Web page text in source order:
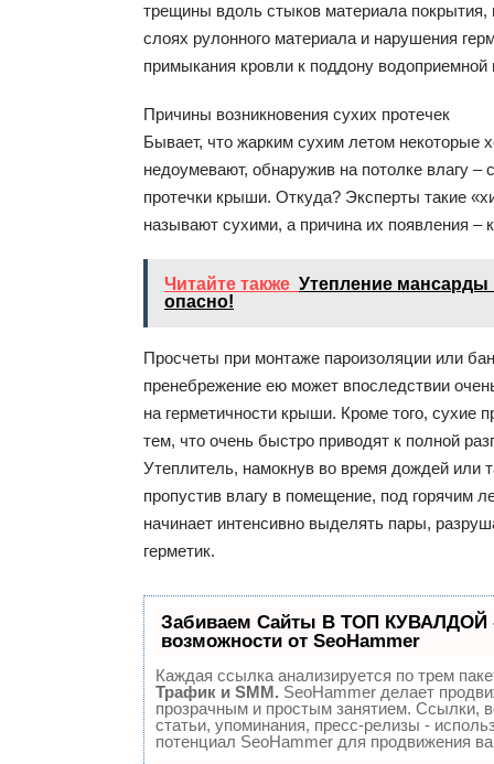
трещины вдоль стыков материала покрытия,
слоях рулонного материала и нарушения
примыкания кровли к поддону водоприемной
Причины возникновения сухих протечек
Бывает, что жарким сухим летом некоторые
недоумевают, обнаружив на потолке влагу –
протечки крыши. Откуда? Эксперты такие
называют сухими, а причина их появления –
Читайте также Утепление мансарды
опасно!
Просчеты при монтаже пароизоляции или
пренебрежение ею может впоследствии
на герметичности крыши. Кроме того, сухие
тем, что очень быстро приводят к полной
Утеплитель, намокнув во время дождей или
пропустив влагу в помещение, под горячим
начинает интенсивно выделять пары,
герметик.
Забиваем Сайты В ТОП КУВАЛДОЙ
возможности от SeoHammer
Каждая ссылка анализируется по трем
Трафик и SMM. SeoHammer делает
прозрачным и простым занятием. Ссылки,
статьи, упоминания, пресс-релизы -
потенциал SeoHammer для продвижения